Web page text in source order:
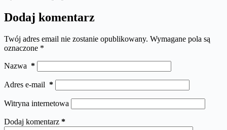
Dodaj komentarz
Twój adres email nie zostanie opublikowany. Wymagane pola są
oznaczone *
Nazwa *
Adres e-mail *
Witryna internetowa
Dodaj komentarz *